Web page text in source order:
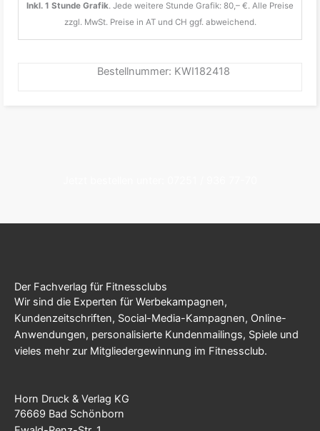
Inkl. 1 Stunde Grafik. Jede weitere Stunde Grafik: 80,– €. Alle Preise
zzgl. MwSt. Preise in AT und CH ggf. abweichend.
Bestellnummer: KWI182418
Der Fachverlag für Fitnessclubs
Wir sind die Experten für Werbekampagnen,
Kundenzeitschriften, Social-Media-Kampagnen, Online-
Anwendungen, personalisierte Kundenmailings, Spiele und
vieles mehr zur Mitgliedergewinnung im Fitnessclub.
Horn Druck & Verlag KG
76669 Bad Schönborn